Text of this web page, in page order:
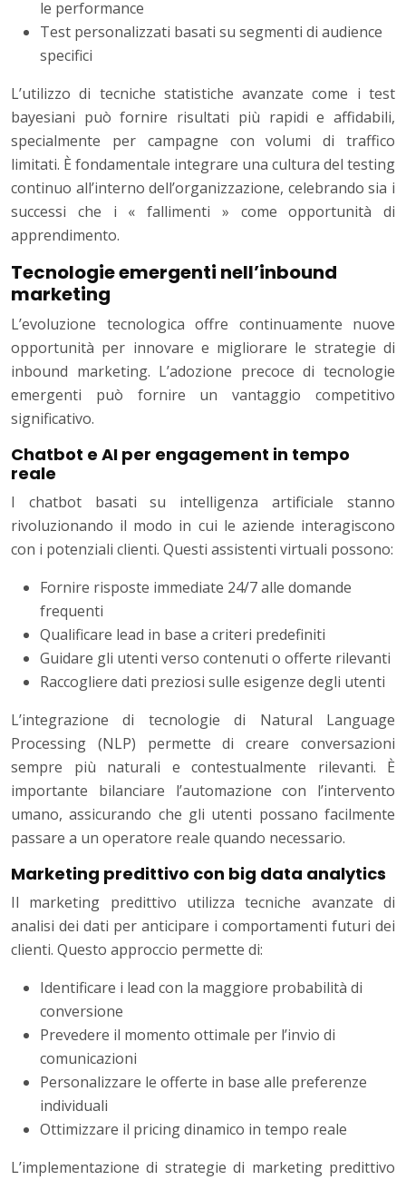
le performance
Test personalizzati basati su segmenti di audience
specifici
L’utilizzo di tecniche statistiche avanzate come i test
bayesiani può fornire risultati più rapidi e affidabili,
specialmente per campagne con volumi di traffico
limitati. È fondamentale integrare una cultura del testing
continuo all’interno dell’organizzazione, celebrando sia i
successi che i « fallimenti » come opportunità di
apprendimento.
Tecnologie emergenti nell’inbound
marketing
L’evoluzione tecnologica offre continuamente nuove
opportunità per innovare e migliorare le strategie di
inbound marketing. L’adozione precoce di tecnologie
emergenti può fornire un vantaggio competitivo
significativo.
Chatbot e AI per engagement in tempo
reale
I chatbot basati su intelligenza artificiale stanno
rivoluzionando il modo in cui le aziende interagiscono
con i potenziali clienti. Questi assistenti virtuali possono:
Fornire risposte immediate 24/7 alle domande
frequenti
Qualificare lead in base a criteri predefiniti
Guidare gli utenti verso contenuti o offerte rilevanti
Raccogliere dati preziosi sulle esigenze degli utenti
L’integrazione di tecnologie di Natural Language
Processing (NLP) permette di creare conversazioni
sempre più naturali e contestualmente rilevanti. È
importante bilanciare l’automazione con l’intervento
umano, assicurando che gli utenti possano facilmente
passare a un operatore reale quando necessario.
Marketing predittivo con big data analytics
Il marketing predittivo utilizza tecniche avanzate di
analisi dei dati per anticipare i comportamenti futuri dei
clienti. Questo approccio permette di:
Identificare i lead con la maggiore probabilità di
conversione
Prevedere il momento ottimale per l’invio di
comunicazioni
Personalizzare le offerte in base alle preferenze
individuali
Ottimizzare il pricing dinamico in tempo reale
L’implementazione di strategie di marketing predittivo